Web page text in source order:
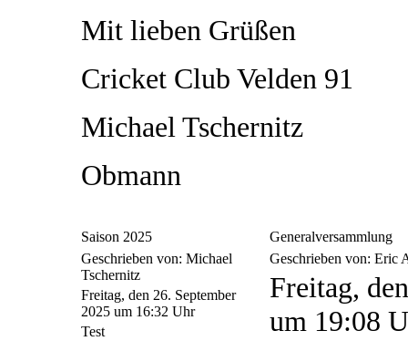
Mit lieben Grüßen
Cricket Club Velden 91
Michael Tschernitz
Obmann
Saison 2025
Geschrieben von: Michael
Tschernitz
Freitag, den 26. September
2025 um 16:32 Uhr
Test
Generalversammlung
Geschrieben von: Eric
Freitag,
um 19:08